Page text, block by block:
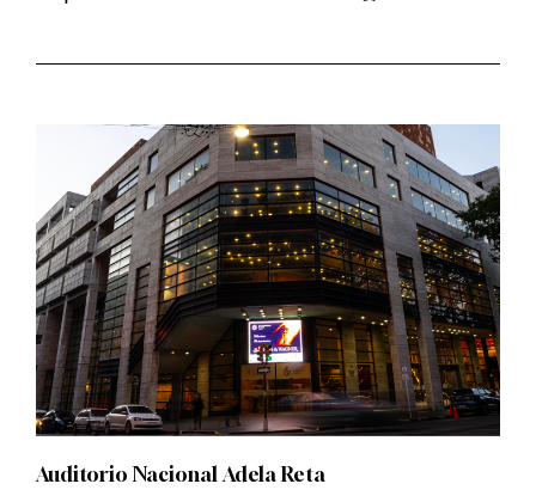
Auditorio Nacional Adela Reta